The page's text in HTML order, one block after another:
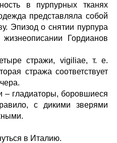
в пурпурных тканях
представляла собой
Эпизод о снятии пурпура
Гордианов
стражи, vigiliae, т. е.
стража соответствует
– гладиаторы, боровшиеся
с дикими зверями
в Италию.